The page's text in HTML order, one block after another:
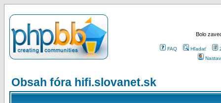
Bolo
FAQ Hľadať
Obsah fóra hifi.slovanet.sk